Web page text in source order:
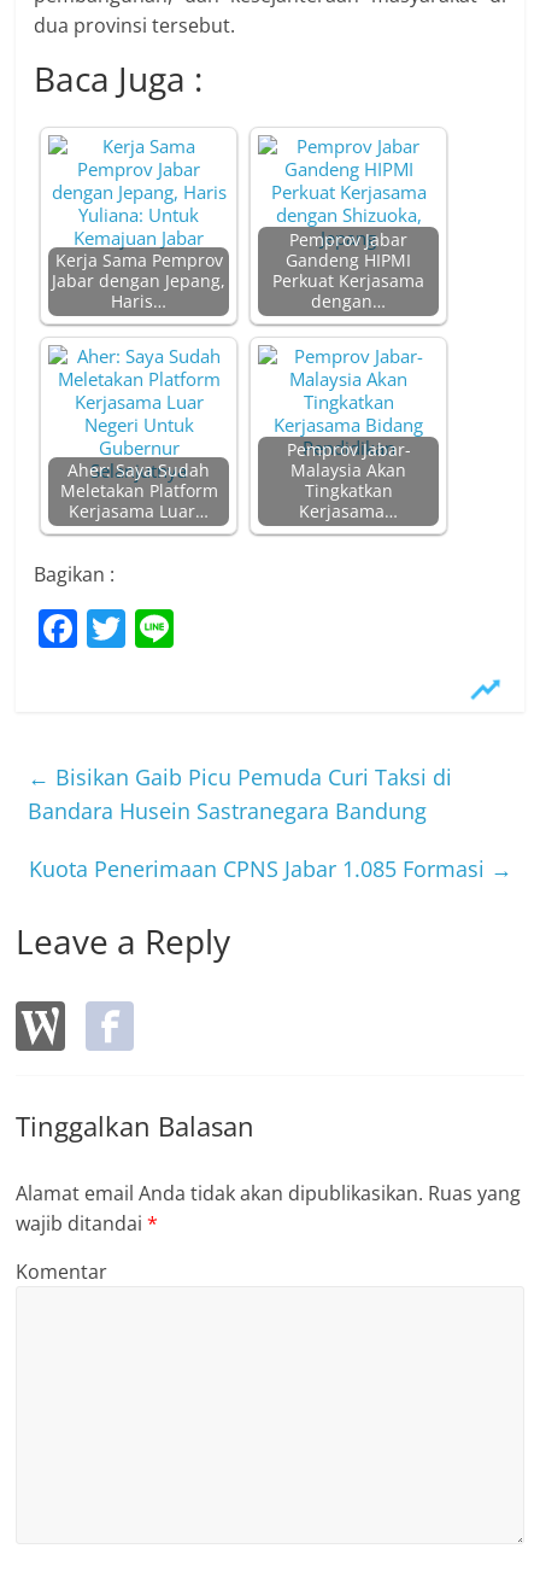
dua provinsi tersebut.
Baca Juga :
Kerja Sama Pemprov
Jabar dengan Jepang,
Haris…
Pemprov Jabar
Gandeng HIPMI
Perkuat Kerjasama
dengan…
Aher: Saya Sudah
Meletakan Platform
Kerjasama Luar…
Pemprov Jabar-
Malaysia Akan
Tingkatkan
Kerjasama…
Bagikan :
F
b
o
o
T
← Bisikan Gaib Picu Pemuda Curi Taksi di
Bandara Husein Sastranegara Bandung
Kuota Penerimaan CPNS Jabar 1.085 Formasi →
Leave a Reply
Tinggalkan Balasan
Alamat email Anda tidak akan dipublikasikan. Ruas yang
wajib ditandai*
Komentar